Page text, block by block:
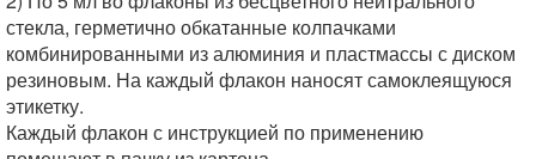
стекла, герметично обкатанные колпачками
комбинированными из алюминия и пластмассы с диском
резиновым. На каждый флакон наносят самоклеящуюся
этикетку.
Каждый флакон с инструкцией по применению